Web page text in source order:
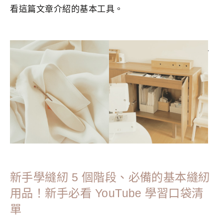
看這篇文章介紹的基本工具。
分類： CRAFTS |標籤： 好書推薦
,
鉤織 香港手作
新手學縫紉 5 個階段、必備的基本縫紉
用品！新手必看 YouTube 學習口袋清
單